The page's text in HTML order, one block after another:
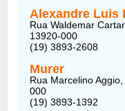
Alexandre Luis
Rua Waldemar
13920-000
(19) 3893-2608
Murer
Rua Marcelino
000
(19) 3893-1392